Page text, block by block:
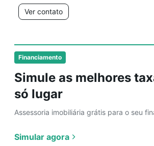
Financiamento
Simule as melhores
só lugar
Assessoria imobiliária grátis para o seu
Simular agora
Ver contato